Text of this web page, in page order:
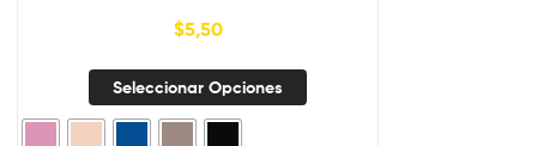
$5,50
Seleccionar Opciones